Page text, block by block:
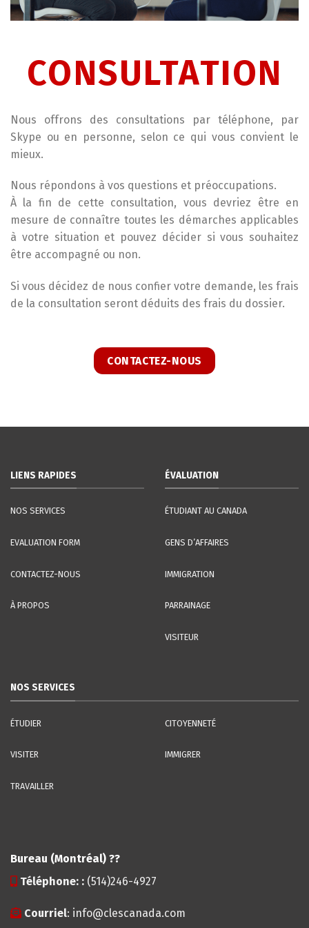
CONSULTATION
Nous offrons des consultations par téléphone, par
Skype ou en personne, selon ce qui vous convient le
mieux.
Nous répondons à vos questions et préoccupations.
À la fin de cette consultation, vous devriez être en
mesure de connaître toutes les démarches applicables
à votre situation et pouvez décider si vous souhaitez
être accompagné ou non.
Si vous décidez de nous confier votre demande, les frais
de la consultation seront déduits des frais du dossier.
CONTACTEZ-NOUS
LIENS RAPIDES
NOS SERVICES
EVALUATION FORM
CONTACTEZ-NOUS
À PROPOS
ÉVALUATION
ÉTUDIANT AU CANADA
GENS D’AFFAIRES
IMMIGRATION
PARRAINAGE
VISITEUR
NOS SERVICES
ÉTUDIER
VISITER
TRAVAILLER
CITOYENNETÉ
IMMIGRER
Bureau (Montréal) ??
Téléphone: : (514)246-4927
Courriel: info@clescanada.com